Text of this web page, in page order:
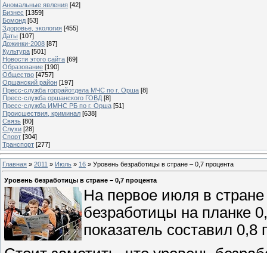
Аномальные явления [42]
Бизнес [1359]
Бомонд [53]
Здоровье, экология [455]
Даты [107]
Дожинки-2008 [87]
Культура [501]
Новости этого сайта [69]
Образование [190]
Общество [4757]
Оршанский район [197]
Пресс-служба горрайотдела МЧС по г. Орша [8]
Пресс-служба оршанского ГОВД [8]
Пресс-служба ИМНС РБ по г. Орша [51]
Проиcшествия, криминал [638]
Связь [80]
Слухи [28]
Спорт [304]
Транспорт [277]
Главная » 2011 » Июль » 16 » Уровень безработицы в стране – 0,7 процента
Уровень безработицы в стране – 0,7 процента
На первое июля в
безработицы на планке
показатель составил